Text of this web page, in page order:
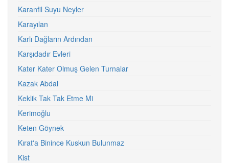
Karanfil Suyu Neyler
Karayılan
Karlı Dağların Ardından
Karşıdadır Evleri
Kater Kater Olmuş Gelen Turnalar
Kazak Abdal
Keklik Tak Tak Etme Mi
Kerimoğlu
Keten Göynek
Kırat'a Binince Kuskun Bulunmaz
Kist